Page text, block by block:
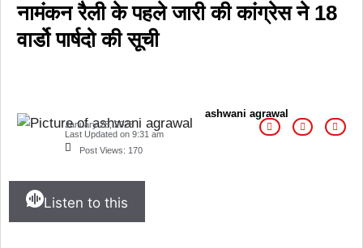
नामंकन रैली के पहले जारी की कांग्रेस ने 18
वार्डो पार्षदो की सूची
ashwani agrawal
January 28, 2025
Last Updated on 9:31 am
Post Views: 170
Listen to this